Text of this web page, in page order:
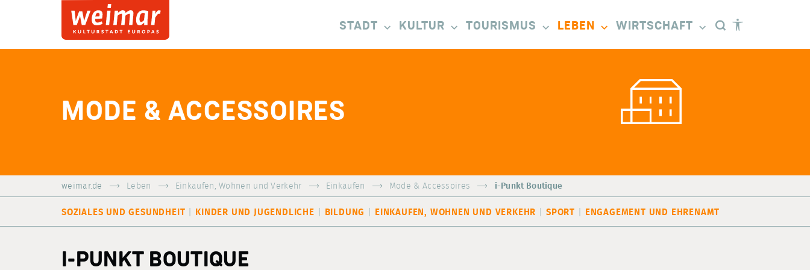
STADT KULTUR TOURISMUS LEBEN WIRTSCHAFT
MODE & ACCESSOIRES
weimar.de Leben Einkaufen, Wohnen und Verkehr Einkaufen Mode & Accessoires i-Punkt Boutique
SOZIALES UND GESUNDHEIT KINDER UND JUGENDLICHE BILDUNG EINKAUFEN, WOHNEN UND VERKEHR SPORT ENGAGEMENT UND EHRENAMT
I-PUNKT BOUTIQUE